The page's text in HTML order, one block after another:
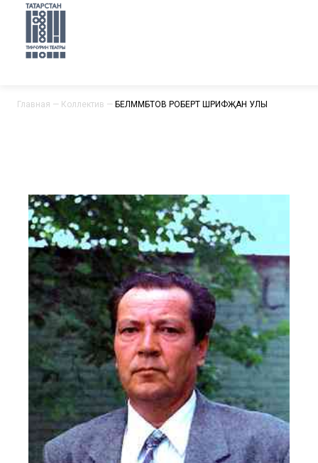
Главная — Коллектив — ӘБЕЛМӘМБӘТОВ РОБЕРТ ШӘРИФҖАН УЛЫ